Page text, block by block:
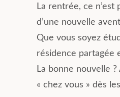
La rentrée, ce
d’une nouvelle
Que vous soyez
résidence partagée
La bonne nouvelle
« chez vous » dès
Compose Coliving Lyon
expérience enrichissante avec
des logements bien équipés
spacieux. Les équipes,
notamment Mathilde et
sont accueillantes,
attentives aux besoins des
résidents, créant une
agréable. La localisation de la
Lire la suite